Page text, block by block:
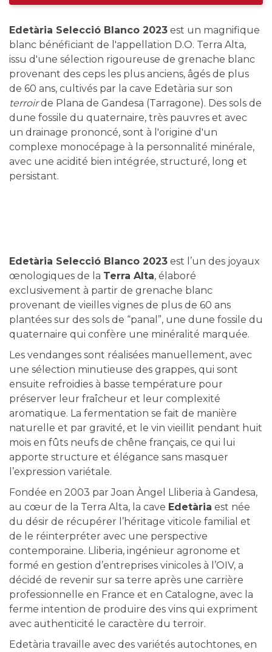
Edetària Selecció Blanco 2023 est un magnifique
blanc bénéficiant de l'appellation D.O. Terra Alta,
issu d'une sélection rigoureuse de grenache blanc
provenant des ceps les plus anciens, âgés de plus
de 60 ans, cultivés par la cave Edetària sur son
terroirde Plana de Gandesa (Tarragone). Des sols de
dune fossile du quaternaire, très pauvres et avec
un drainage prononcé, sont à l'origine d'un
complexe monocépage à la personnalité minérale,
avec une acidité bien intégrée, structuré, long et
persistant.
Edetària Selecció Blanco 2023 est l’un des joyaux
œnologiques de la Terra Alta, élaboré
exclusivement à partir de grenache blanc
provenant de vieilles vignes de plus de 60 ans
plantées sur des sols de “panal”, une dune fossile du
quaternaire qui confère une minéralité marquée.
Les vendanges sont réalisées manuellement, avec
une sélection minutieuse des grappes, qui sont
ensuite refroidies à basse température pour
préserver leur fraîcheur et leur complexité
aromatique. La fermentation se fait de manière
naturelle et par gravité, et le vin vieillit pendant huit
mois en fûts neufs de chêne français, ce qui lui
apporte structure et élégance sans masquer
l’expression variétale.
Fondée en 2003 par Joan Àngel Lliberia à Gandesa,
au cœur de la Terra Alta, la cave Edetària est née
du désir de récupérer l’héritage viticole familial et
de le réinterpréter avec une perspective
contemporaine. Lliberia, ingénieur agronome et
formé en gestion d’entreprises vinicoles à l’OIV, a
décidé de revenir sur sa terre après une carrière
professionnelle en France et en Catalogne, avec la
ferme intention de produire des vins qui expriment
avec authenticité le caractère du terroir.
Edetària travaille avec des variétés autochtones, en